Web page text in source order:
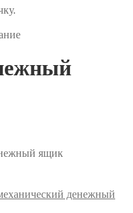
ящик
денежный